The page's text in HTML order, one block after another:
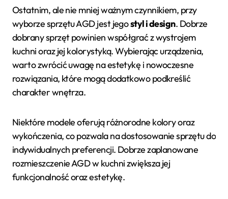
Ostatnim, ale nie mniej ważnym czynnikiem, przy
wyborze sprzętu AGD jest jegostyl i design. Dobrze
dobrany sprzęt powinien współgrać z wystrojem
kuchni oraz jej kolorystyką. Wybierając urządzenia,
warto zwrócić uwagę na estetykę i nowoczesne
rozwiązania, które mogą dodatkowo podkreślić
charakter wnętrza.
Niektóre modele oferują różnorodne kolory oraz
wykończenia, co pozwala na dostosowanie sprzętu do
indywidualnych preferencji. Dobrze zaplanowane
rozmieszczenie AGD w kuchni zwiększa jej
funkcjonalność oraz estetykę.